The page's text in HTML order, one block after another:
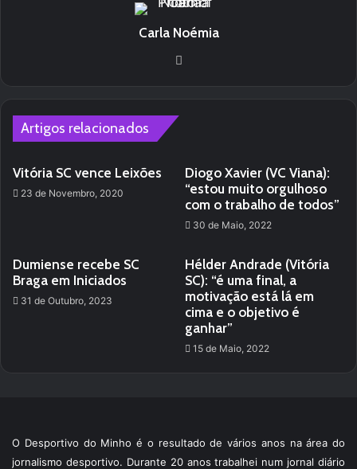
Carla Noémia
Artigos relacionados
Vitória SC vence Leixões
23 de Novembro, 2020
Diogo Xavier (VC Viana):
“estou muito orgulhoso
com o trabalho de todos”
30 de Maio, 2022
Dumiense recebe SC
Braga em Iniciados
31 de Outubro, 2023
Hélder Andrade (Vitória
SC): “é uma final, a
motivação está lá em
cima e o objetivo é
ganhar”
15 de Maio, 2022
O Desportivo do Minho é o resultado de vários anos na área do
jornalismo desportivo. Durante 20 anos trabalhei num jornal diário